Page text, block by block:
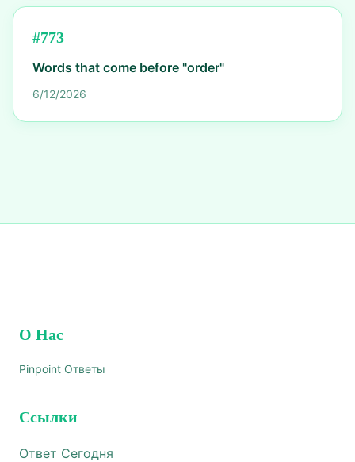
#773
Words that come before "order"
6/12/2026
О Нас
Pinpoint Ответы
Ссылки
Ответ Сегодня